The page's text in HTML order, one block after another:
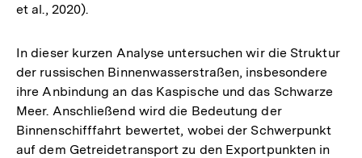
et al., 2020).
In dieser kurzen Analyse untersuchen wir die Struktur
der russischen Binnenwasserstraßen, insbesondere
ihre Anbindung an das Kaspische und das Schwarze
Meer. Anschließend wird die Bedeutung der
Binnenschifffahrt bewertet, wobei der Schwerpunkt
auf dem Getreidetransport zu den Exportpunkten in